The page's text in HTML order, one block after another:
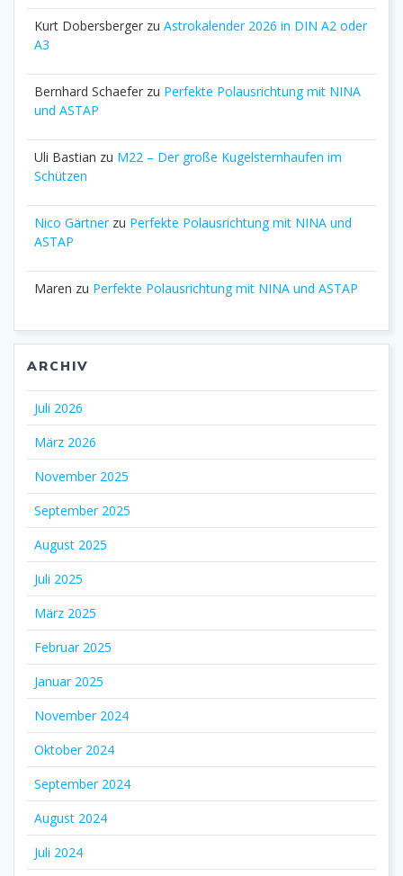
Kurt Dobersberger zu Astrokalender 2026 in DIN A2 oder
A3
Bernhard Schaefer zu Perfekte Polausrichtung mit NINA
und ASTAP
Uli Bastian zu M22 – Der große Kugelsternhaufen im
Schützen
Nico Gärtnerzu Perfekte Polausrichtung mit NINA und
ASTAP
Maren zu Perfekte Polausrichtung mit NINA und ASTAP
ARCHIV
Juli 2026
März 2026
November 2025
September 2025
August 2025
Juli 2025
März 2025
Februar 2025
Januar 2025
November 2024
Oktober 2024
September 2024
August 2024
Juli 2024